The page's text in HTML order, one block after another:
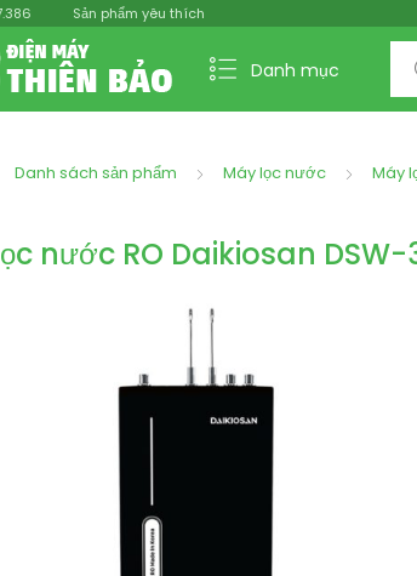
Sản phẩm yêu thích
Danh mục
Danh sách sản phẩm Máy lọc nước Máy
nước RO Daikiosan